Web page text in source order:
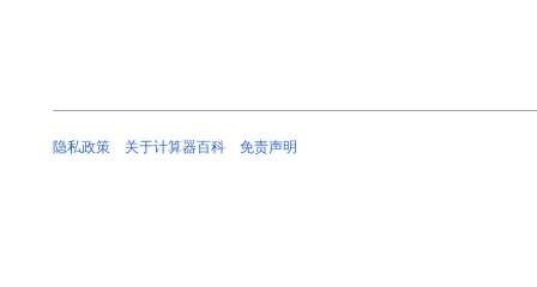
隐私政策 关于计算器百科 免责声明